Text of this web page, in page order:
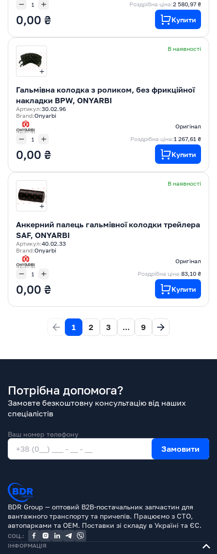
Роздрібна ціна:2 580,97 ₴
0,00 ₴ Купити
В наявності
Гальмівна колодка з роликом, без фрикційної
накладки BPW, ONYARBI
Артикул:30.02.96
Brand:Onyarbi
Оригінал
Роздрібна ціна:1 267,61 ₴
0,00 ₴ Купити
В наявності
Анкерний палець гальмівної колодки трейлера
SAF, ONYARBI
Артикул:40.02.33
Brand:Onyarbi
Оригінал
Роздрібна ціна:83,10 ₴
0,00 ₴ Купити
1 2 3 ... 9
Потрібна допомога?
Замовте безкоштовну консультацію від наших
спеціалістів
Ваш номер телефону
Замовити
BDR Group — оптовий B2B-постачальник запчастин для
вантажного транспорту та причепів. Працюємо з СТО,
автопарками та OEM. Поставки зі складу в Україні та ЄС.
СОЦ.:
ІНФОРМАЦІЯ